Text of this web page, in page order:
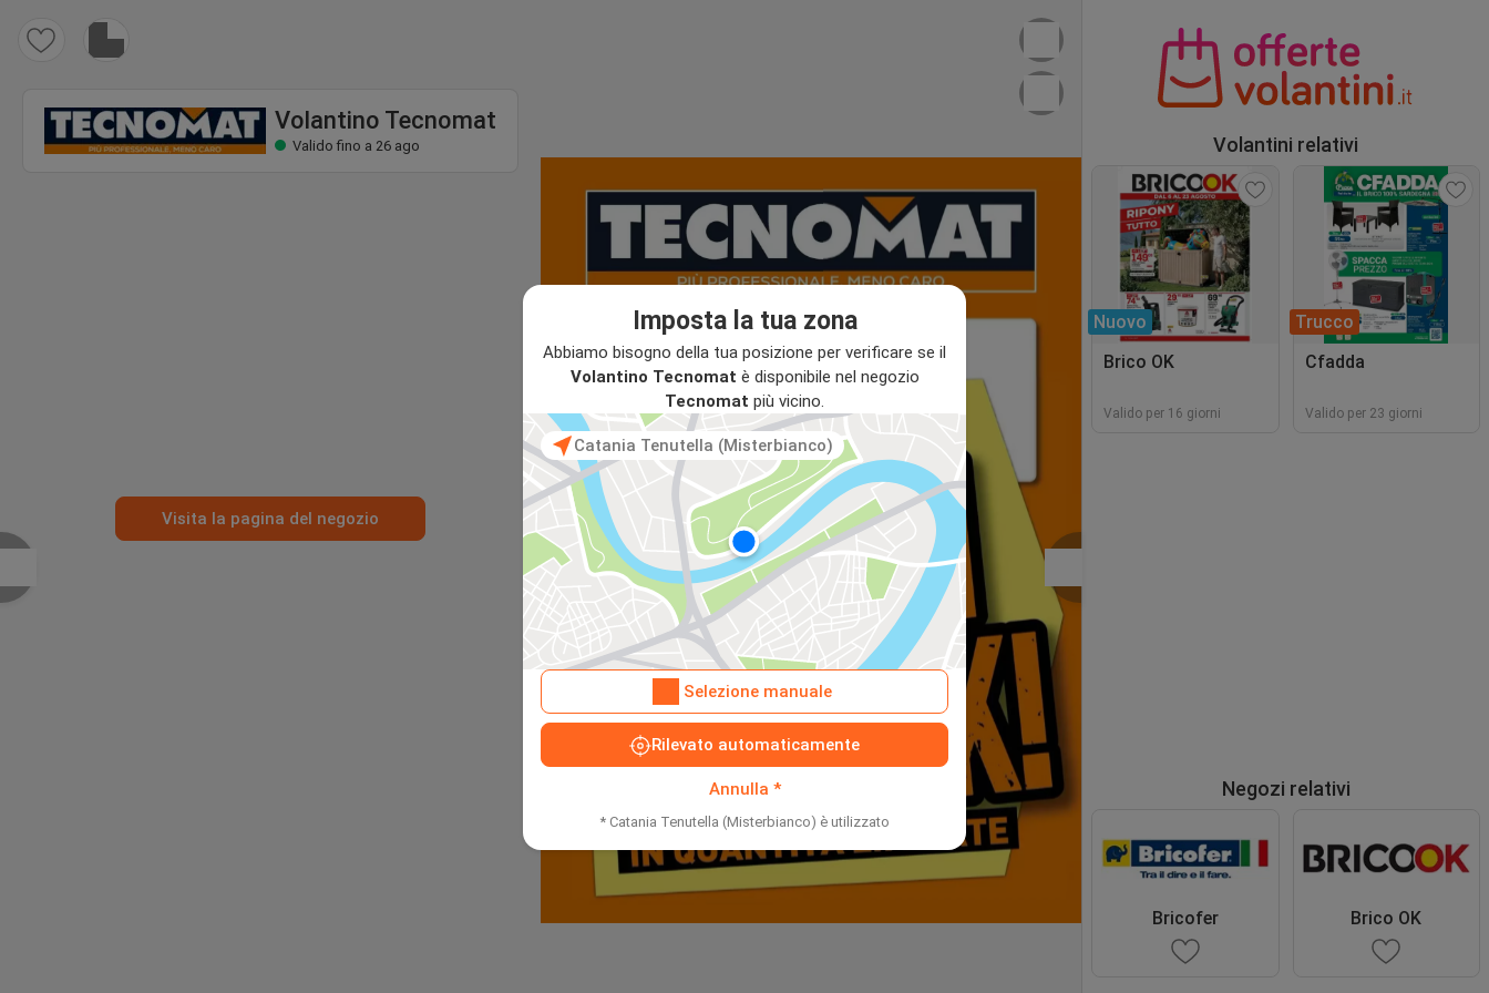
Imposta la tua zona
Abbiamo bisogno della tua posizione per verificare se il
Volantino Tecnomat è disponibile nel negozio
Tecnomat più vicino.
Catania Tenutella (Misterbianco)
Selezione manuale
Rilevato automaticamente
Annulla *
* Catania Tenutella (Misterbianco) è utilizzato
Volantino Tecnomat
Volantino Tecnomat
Valido fino a 26 ago
Visita la pagina del negozio
Volantini relativi
Nuovo
Brico OK
Valido per 16 giorni
Trucco
Cfadda
Valido per 23 giorni
Negozi relativi
Bricofer Brico OK